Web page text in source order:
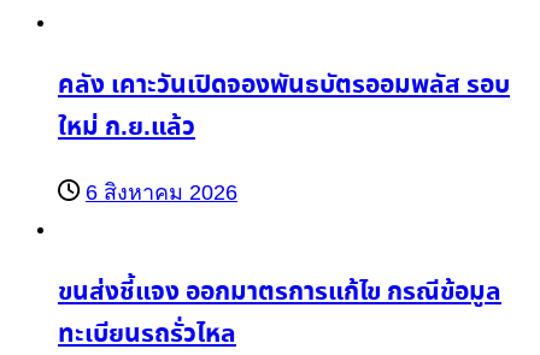
คลัง เคาะวันเปิดจองพันธบัตรออมพลัส รอบ
ใหม่ ก.ย.แล้ว
6 สิงหาคม 2026
ขนส่งชี้แจง ออกมาตรการแก้ไข กรณีข้อมูล
ทะเบียนรถรั่วไหล